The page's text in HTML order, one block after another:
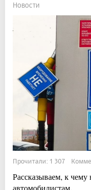
Новости
Прочитали: 1 307
Рассказываем, к
автомобилистам.